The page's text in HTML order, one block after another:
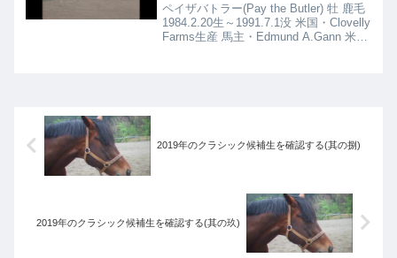
ペイザバトラー(Pay the Butler) 牡 鹿毛
1984.2.20生～1991.7.1没 米国・Clovelly
Farms生産 馬主・Edmund A.Gann 米
2019年のクラシック候補生を確認する(其の捌)
2019年のクラシック候補生を確認する(其の玖)